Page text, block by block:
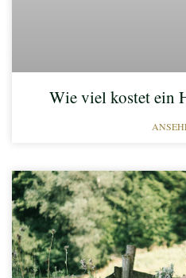
Wie viel kostet ein